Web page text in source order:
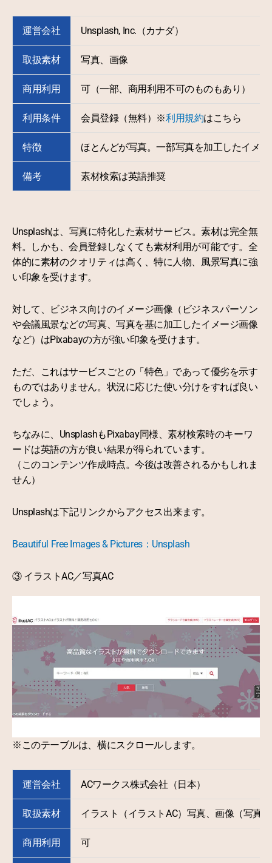
運営会社 Unsplash, Inc. （カナダ）
取扱素材 写真、画像
商用利用 可（一部、商用利用不可のものもあり）
利用条件 会員登録（無料）※利用規約はこちら
特徴 ほとんどが写真。一部写真を加工したイメ
備考 素材検索は英語推奨
Unsplashは、写真に特化した素材サービス。素材は完全無
料。しかも、会員登録しなくても素材利用が可能です。全
体的に素材のクオリティは高く、特に人物、風景写真に強
い印象を受けます。
対して、ビジネス向けのイメージ画像（ビジネスパーソン
や会議風景などの写真、写真を基に加工したイメージ画像
など）はPixabayの方が強い印象を受けます。
ただ、これはサービスごとの「特色」であって優劣を示す
ものではありません。状況に応じた使い分けをすれば良い
でしょう。
ちなみに、UnsplashもPixabay同様、素材検索時のキーワ
ードは英語の方が良い結果が得られています。
（このコンテンツ作成時点。今後は改善されるかもしれま
せん）
Unsplashは下記リンクからアクセス出来ます。
Beautiful Free Images & Pictures：Unsplash
③ イラストAC／写真AC
※このテーブルは、横にスクロールします。
運営会社 ACワークス株式会社（日本）
取扱素材 イラスト（イラストAC）写真、画像（写真
商用利用 可